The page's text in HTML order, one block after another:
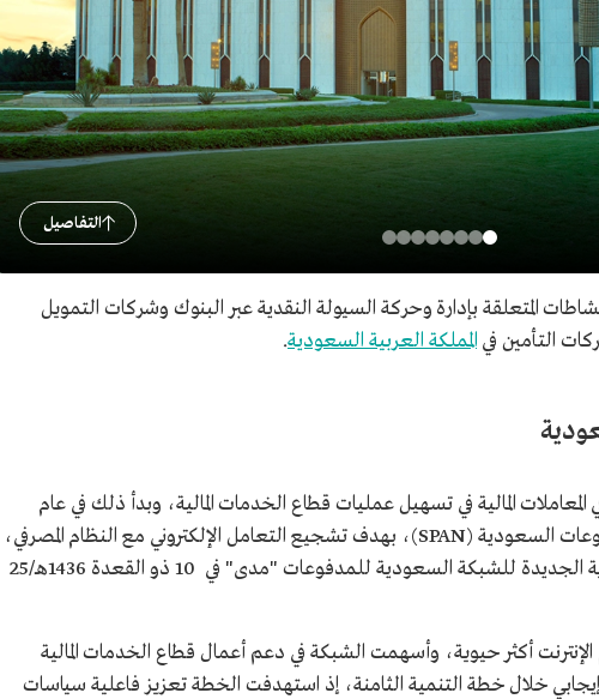
التفاصيل
المتعلقة بإدارة وحركة السيولة النقدية عبر البنوك وشركات التمويل
التأمين في المملكة العربية السعودية.
المالية في تسهيل عمليات قطاع الخدمات المالية، وبدأ ذلك في عام
1410هـ/1990م حين أُنشئت شبكة المدفوعات السعودية (SPAN)، بهدف تشجيع التعامل الإلكتروني مع النظام المصرفي،
وتطورت الشبكة لاحقا مع تدشين الهوية الجديدة للشبكة السعودية للمدفوعات "مدى" في 10 ذو القعدة 1436هـ/25
الإنترنت أكثر حيوية، وأسهمت الشبكة في دعم أعمال قطاع الخدمات المالية
خلال خطة التنمية الثامنة، إذ استهدفت الخطة تعزيز فاعلية سياسات